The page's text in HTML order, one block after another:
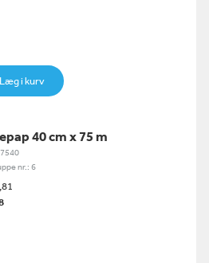
Læg i kurv
40 cm x 75 m
nr.: 6